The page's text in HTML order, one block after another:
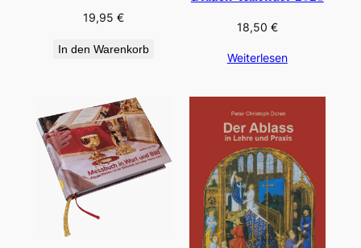
19,95€
In den Warenkorb
18,50 €
Weiterlesen